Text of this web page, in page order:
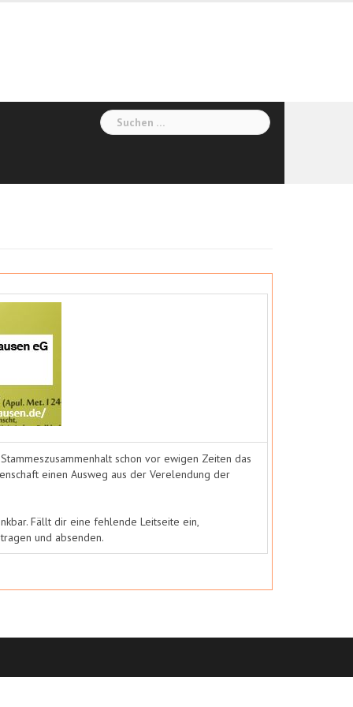
Suchen
nach:
schon vor ewigen Zeiten das
einen Ausweg aus der Verelendung der
Fällt dir eine fehlende Leitseite ein,
und absenden.